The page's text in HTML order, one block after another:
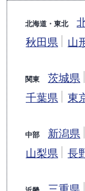
北海道・東北
秋田県
山
関東 茨城県
千葉県
東
中部 新潟県
山梨県
長